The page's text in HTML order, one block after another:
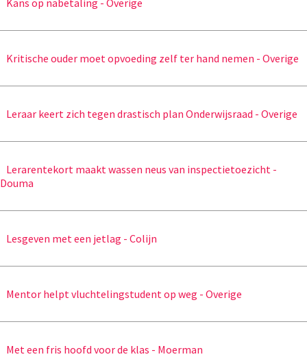
Kans op nabetaling - Overige
Kritische ouder moet opvoeding zelf ter hand nemen - Overige
Leraar keert zich tegen drastisch plan Onderwijsraad - Overige
Lerarentekort maakt wassen neus van inspectietoezicht -
Douma
Lesgeven met een jetlag - Colijn
Mentor helpt vluchtelingstudent op weg - Overige
Met een fris hoofd voor de klas - Moerman